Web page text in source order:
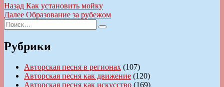
Навигация
по
записям
Назад Предыдущая
запись:
Как установить мойку
Далее Следующая
Образование за рубежом
Искать:
Поиск
Рубрики
Авторская песня в регионах (107)
Авторская песня как движение (120)
Авторская песня как искусство (169)